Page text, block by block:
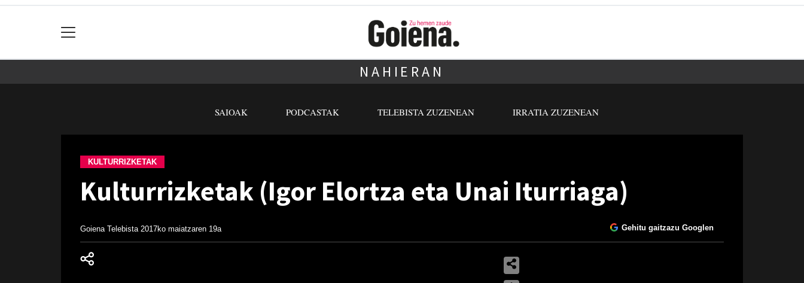
NAHIERAN
SAIOAK PODCASTAK TELEBISTA ZUZENEAN IRRATIA ZUZENEAN
KULTURRIZKETAK
Kulturrizketak (Igor Elortza eta Unai Iturriaga)
Goiena Telebista 2017ko maiatzaren 19a Gehitu gaitzazu Googlen